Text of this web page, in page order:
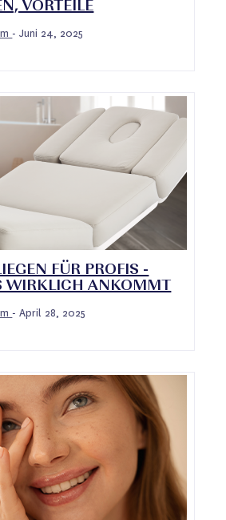
VORTEILE
- Juni 24, 2025
FÜR PROFIS -
WIRKLICH ANKOMMT
- April 28, 2025